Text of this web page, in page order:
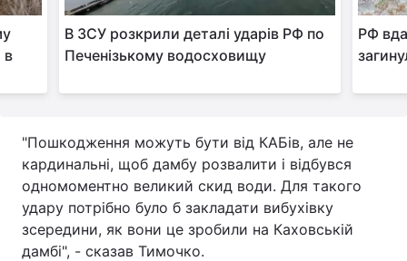
в
В ЗСУ розкрили деталі ударів РФ по
Печенізькому водосховищу
РФ
"Пошкодження можуть бути від КАБів, але не
кардинальні, щоб дамбу розвалити і відбувся
одномоментно великий скид води. Для такого
удару потрібно було б закладати вибухівку
зсередини, як вони це зробили на Каховській
дамбі", - сказав Тимочко.